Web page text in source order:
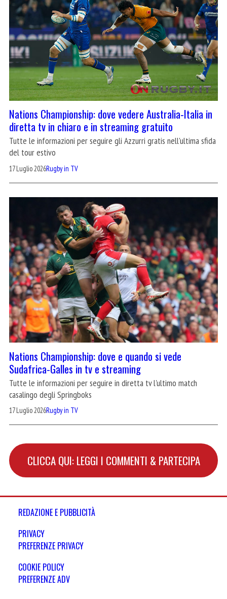
Nations Championship: dove vedere Australia-Italia in
diretta tv in chiaro e in streaming gratuito
Tutte le informazioni per seguire gli Azzurri gratis nell'ultima sfida
del tour estivo
17 Luglio 2026Rugby in TV
Nations Championship: dove e quando si vede
Sudafrica-Galles in tv e streaming
Tutte le informazioni per seguire in diretta tv l'ultimo match
casalingo degli Springboks
17 Luglio 2026Rugby in TV
CLICCA QUI: LEGGI I COMMENTI & PARTECIPA
REDAZIONE E PUBBLICITÀ
PRIVACY
PREFERENZE PRIVACY
COOKIE POLICY
PREFERENZE ADV